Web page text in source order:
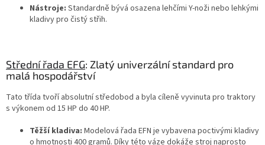
Nástroje: Standardně bývá osazena lehčími Y-noži nebo lehkými
kladivy pro čistý střih.
Střední řada EFG: Zlatý univerzální standard pro
malá hospodářství
Tato třída tvoří absolutní středobod a byla cíleně vyvinuta pro traktory
s výkonem od 15 HP do 40 HP.
Těžší kladiva: Modelová řada EFN je vybavena poctivými kladivy
o hmotnosti 400 gramů. Díky této váze dokáže stroj naprosto